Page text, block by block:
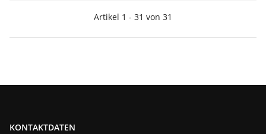
Artikel 1 - 31 von 31
KONTAKTDATEN